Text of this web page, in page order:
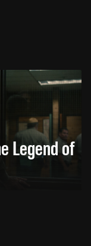
Legend of